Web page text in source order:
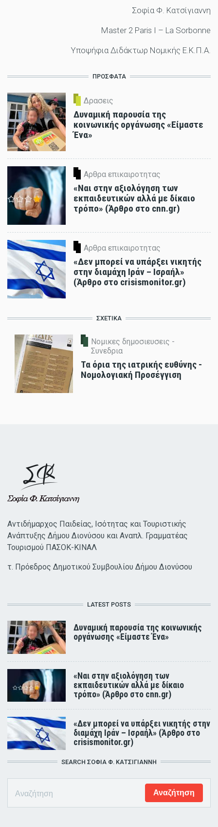
Σοφία Φ. Κατσίγιαννη
Μaster 2 Paris I – La Sorbonne
Υποψήφια Διδάκτωρ Νομικής Ε.Κ.Π.Α.
ΠΡΟΣΦΑΤΑ
Δρασεις
Δυναμική παρουσία της
κοινωνικής οργάνωσης «Είμαστε
Ένα»
Αρθρα επικαιροτητας
«Ναι στην αξιολόγηση των
εκπαιδευτικών αλλά με δίκαιο
τρόπο» (Άρθρο στο cnn.gr)
Αρθρα επικαιροτητας
«Δεν μπορεί να υπάρξει νικητής
στην διαμάχη Ιράν – Ισραήλ»
(Άρθρο στο crisismonitor.gr)
ΣΧΕΤΙΚΑ
Νομικες δημοσιευσεις -
Συνεδρια
Τα όρια της ιατρικής ευθύνης -
Νομολογιακή Προσέγγιση
Αντιδήμαρχος Παιδείας, Ισότητας και Τουριστικής
Ανάπτυξης Δήμου Διονύσου και Αναπλ. Γραμματέας
Τουρισμού ΠΑΣΟΚ-ΚΙΝΑΛ
τ. Πρόεδρος Δημοτικού Συμβουλίου Δήμου Διονύσου
LATEST POSTS
Δυναμική παρουσία της κοινωνικής
οργάνωσης «Είμαστε Ένα»
«Ναι στην αξιολόγηση των
εκπαιδευτικών αλλά με δίκαιο
τρόπο» (Άρθρο στο cnn.gr)
«Δεν μπορεί να υπάρξει νικητής στην
διαμάχη Ιράν – Ισραήλ» (Άρθρο στο
crisismonitor.gr)
SEARCH ΣΟΦΊΑ Φ. ΚΑΤΣΊΓΙΑΝΝΗ